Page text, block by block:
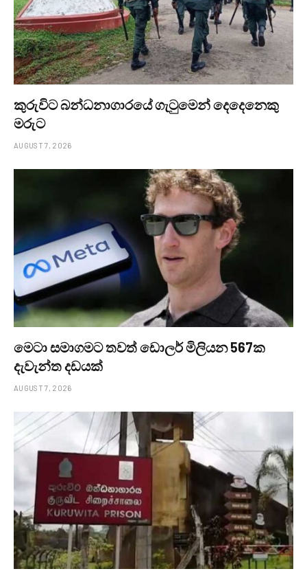
කුරුවිට බන්ධනාගාරයේ ගැටුමෙන් දෙදෙනෙකු
මරුට
AUGUST 7, 2026
මෙටා සමාගමට තවත් ඩොලර් මිලියන 567ක
දැවැන්ත දඩයක්
AUGUST 7, 2026